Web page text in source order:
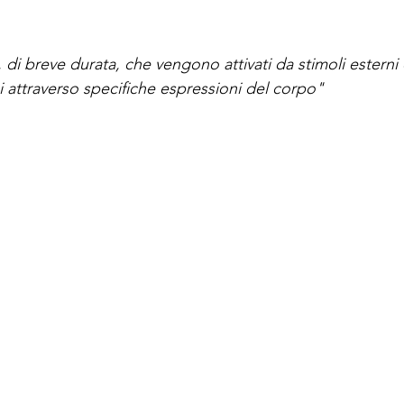
di breve durata, che vengono attivati da stimoli
attraverso specifiche espressioni del corpo"